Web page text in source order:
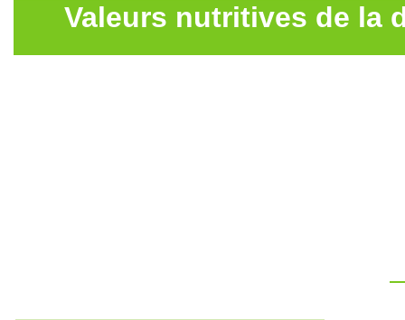
Valeurs nutritives de la